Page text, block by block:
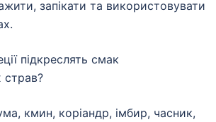
запікати та використовувати
підкреслять смак
страв?
кмин, коріандр, імбир, часник,